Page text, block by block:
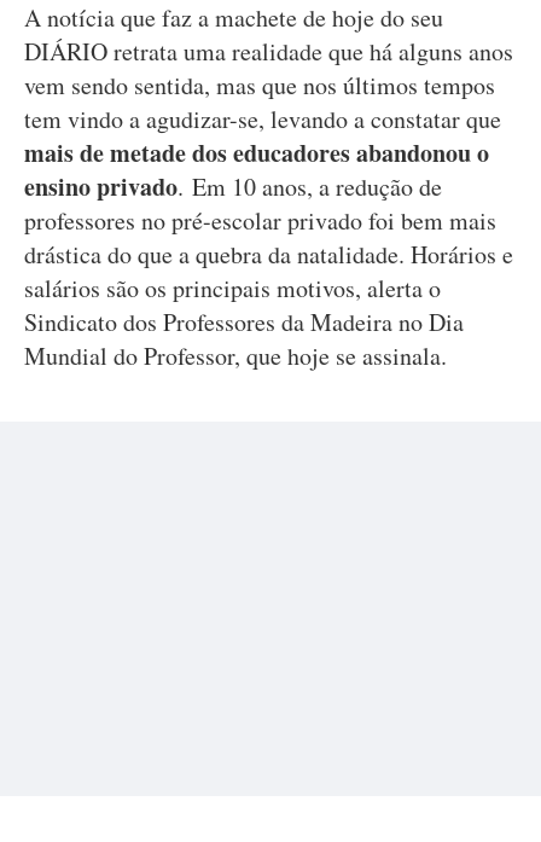
A notícia que faz a machete de hoje do seu
DIÁRIO retrata uma realidade que há alguns anos
vem sendo sentida, mas que nos últimos tempos
tem vindo a agudizar-se, levando a constatar que
mais de metade dos educadores abandonou o
ensino privado. Em 10 anos, a redução de
professores no pré-escolar privado foi bem mais
drástica do que a quebra da natalidade. Horários e
salários são os principais motivos, alerta o
Sindicato dos Professores da Madeira no Dia
Mundial do Professor, que hoje se assinala.